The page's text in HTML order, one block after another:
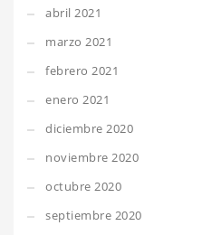
abril 2021
marzo 2021
febrero 2021
enero 2021
diciembre 2020
noviembre 2020
octubre 2020
septiembre 2020